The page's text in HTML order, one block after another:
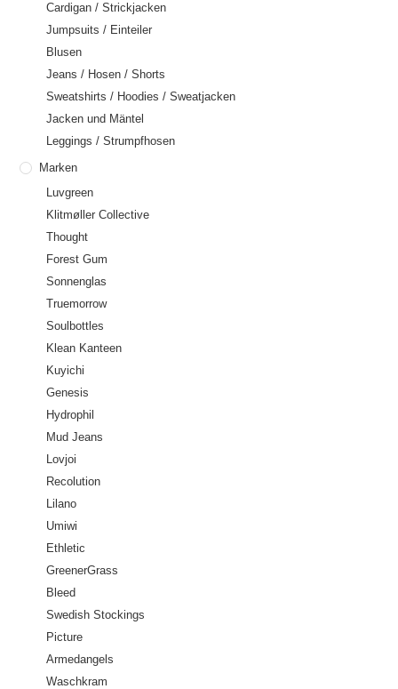
Cardigan / Strickjacken
Jumpsuits / Einteiler
Blusen
Jeans / Hosen / Shorts
Sweatshirts / Hoodies / Sweatjacken
Jacken und Mäntel
Leggings / Strumpfhosen
Marken
Luvgreen
Klitmøller Collective
Thought
Forest Gum
Sonnenglas
Truemorrow
Soulbottles
Klean Kanteen
Kuyichi
Genesis
Hydrophil
Mud Jeans
Lovjoi
Recolution
Lilano
Umiwi
Ethletic
GreenerGrass
Bleed
Swedish Stockings
Picture
Armedangels
Waschkram